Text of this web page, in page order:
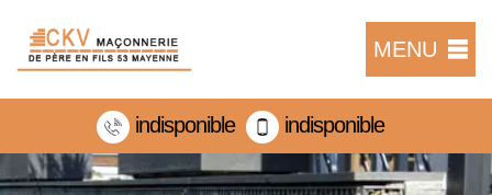
MENU
indisponible indisponible